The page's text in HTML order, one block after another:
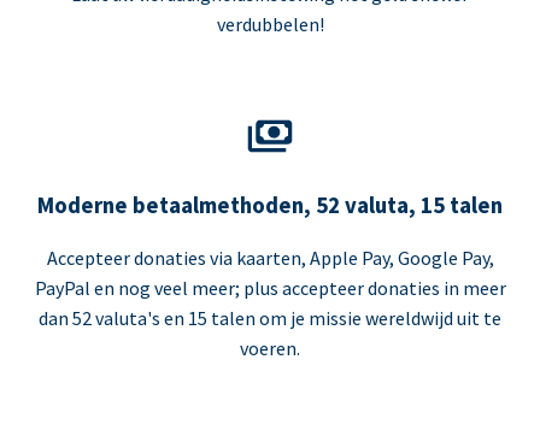
verdubbelen!
Moderne betaalmethoden, 52 valuta, 15 talen
Accepteer donaties via kaarten, Apple Pay, Google Pay,
PayPal en nog veel meer; plus accepteer donaties in meer
dan 52 valuta's en 15 talen om je missie wereldwijd uit te
voeren.